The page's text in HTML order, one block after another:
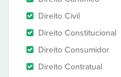
Direito Civil
Direito Constitucional
Direito Consumidor
Direito Contratual